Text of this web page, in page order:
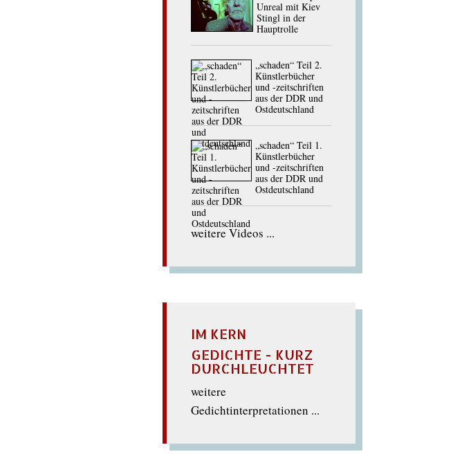
Unreal mit Kiev
Stingl in der
Hauptrolle
„schaden“ Teil 2.
Künstlerbücher
und -zeitschriften
aus der DDR und
Ostdeutschland
„schaden“ Teil 1.
Künstlerbücher
und -zeitschriften
aus der DDR und
Ostdeutschland
weitere Videos ...
IM KERN
GEDICHTE - KURZ
DURCHLEUCHTET
weitere
Gedichtinterpretationen ...